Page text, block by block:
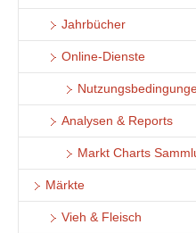
Jahrbücher
Online-Dienste
Analysen & Reports
Markt Charts
Märkte
Vieh & Fleisch